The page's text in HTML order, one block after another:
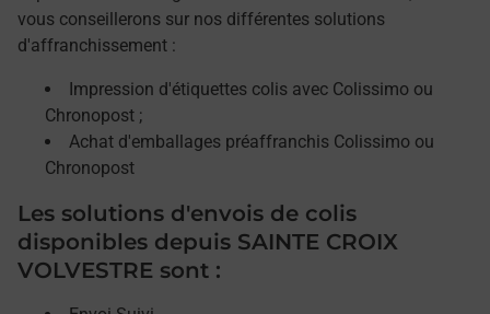
vous conseillerons sur nos différentes solutions
d'affranchissement :
Impression d'étiquettes colis avec Colissimo ou
Chronopost ;
Achat d'emballages préaffranchis Colissimo ou
Chronopost
Les solutions d'envois de colis
disponibles depuis SAINTE CROIX
VOLVESTRE sont :